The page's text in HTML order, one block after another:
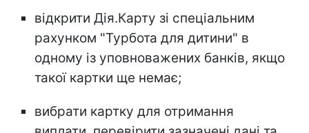
відкрити Дія.Карту зі спеціальним
рахунком "Турбота для дитини" в
одному із уповноважених банків, якщо
такої картки ще немає;
вибрати картку для отримання